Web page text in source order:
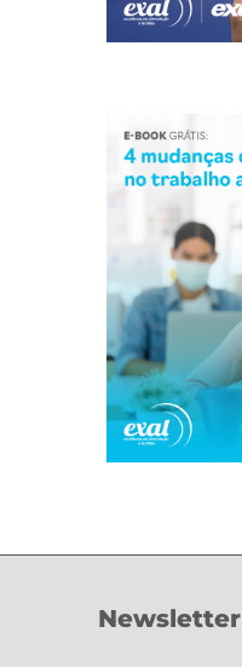
Newsletter